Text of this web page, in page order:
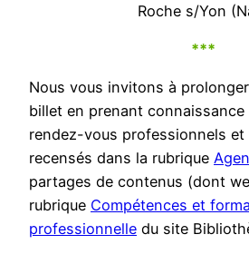
Roche s/Yon
***
Nous vous invitons à
billet en prenant
rendez-vous professionnels
recensés dans la rubrique
partages de contenus (dont
rubrique Compétences et
professionnelle du site